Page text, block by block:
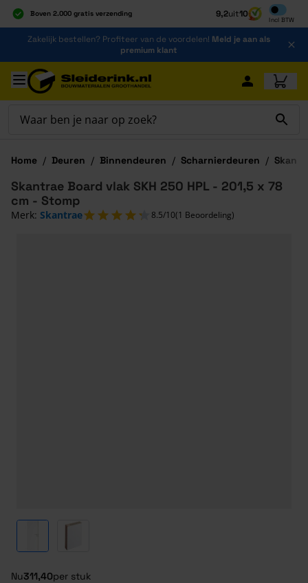
Boven 2.000 gratis verzending
Al 40 jaar dé specialist
Alles onder één dak
9,2uit10
Incl BTW
Inclusief
Ga naar de inhoud
Zakelijk bestellen? Profiteer van de voordelen! Meld je aan als
premium klant
Ga naar hoofdinhoud
Home / Deuren / Binnendeuren / Scharnierdeuren /
View larger imageView larger image
Nu311,40per stuk
Skantrae Board vlak SKH 250 HPL - 201,5 x 78
cm - Stomp
Merk: Skantrae 8.5/10(1 Beoordeling)